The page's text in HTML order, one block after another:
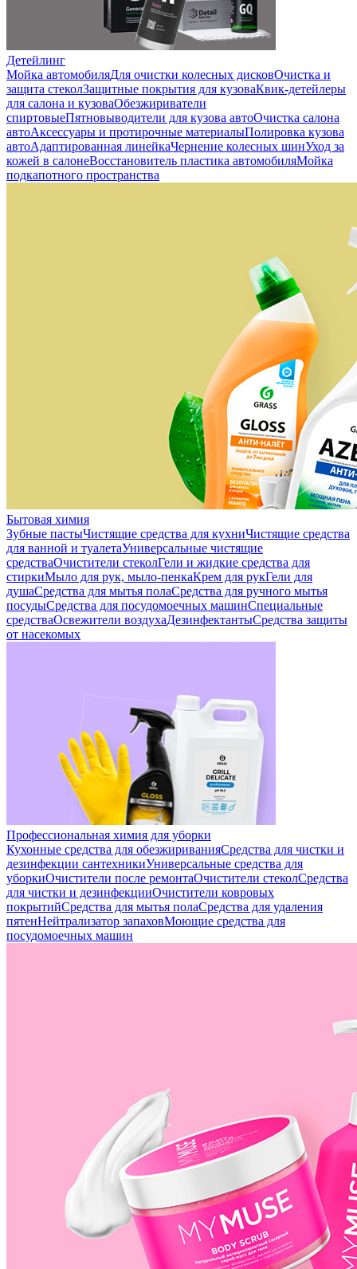
Детейлинг
Мойка автомобиляДля очистки колесных дисковОчистка и
защита стеколЗащитные покрытия для кузоваКвик-детейлеры
для салона и кузоваОбезжириватели
спиртовыеПятновыводители для кузова автоОчистка салона
автоАксессуары и протирочные материалыПолировка кузова
автоАдаптированная линейкаЧернение колесных шинУход за
кожей в салонеВосстановитель пластика автомобиляМойка
подкапотного пространства
Бытовая химия
Зубные пастыЧистящие средства для кухниЧистящие средства
для ванной и туалетаУниверсальные чистящие
средстваОчистители стеколГели и жидкие средства для
стиркиМыло для рук, мыло-пенкаКрем для рукГели для
душаСредства для мытья полаСредства для ручного мытья
посудыСредства для посудомоечных машинСпециальные
средстваОсвежители воздухаДезинфектантыСредства защиты
от насекомых
Профессиональная химия для уборки
Кухонные средства для обезжириванияСредства для чистки и
дезинфекции сантехникиУниверсальные средства для
уборкиОчистители после ремонтаОчистители стеколСредства
для чистки и дезинфекцииОчистители ковровых
покрытийСредства для мытья полаСредства для удаления
пятенНейтрализатор запаховМоющие средства для
посудомоечных машин